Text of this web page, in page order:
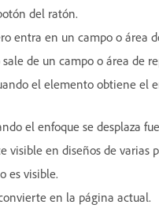
del ratón.
entra en un campo o área
de un campo o área de
el elemento obtiene el
el enfoque se desplaza
visible en diseños de varias
es visible.
en la página actual.